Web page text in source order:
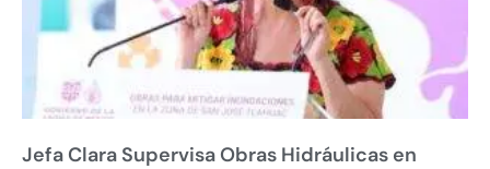
Jefa Clara Supervisa Obras Hidráulicas en